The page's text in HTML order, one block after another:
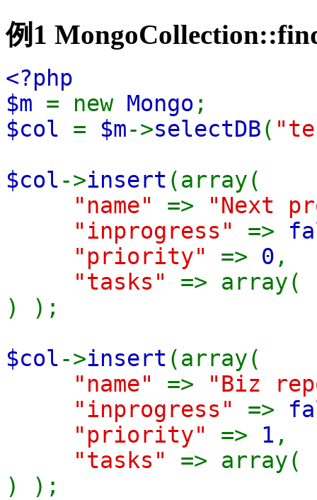
例1
<?php
$m = new Mongo ;
$col = $m->selectDB(
$col->insert (array(
"name" =>
"Next
"inprogress" =>
"priority" => 0 ,
"tasks" => array(
) );
$col->insert (array(
"name" =>
"Biz
"inprogress" =>
"priority" => 1 ,
"tasks" => array(
) );